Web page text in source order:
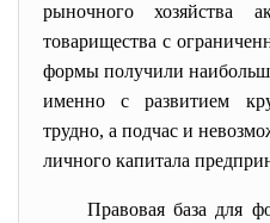
рыночного хозяйства
товарищества с
формы получили
именно с развитием
трудно, а подчас и
личного капитала
Правовая база для